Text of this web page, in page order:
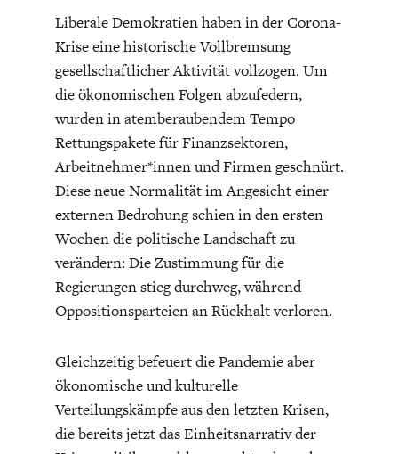
INDUSTRIEPOLITIK
CIRCULAR ECONOMY
ENERGIE & UMWELT
ENTWICKLUNGSPOLITIK
Liberale Demokratien haben in der Corona-
Krise eine historische Vollbremsung
gesellschaftlicher Aktivität vollzogen. Um
die ökonomischen Folgen abzufedern,
wurden in atemberaubendem Tempo
Rettungspakete für Finanzsektoren,
Arbeitnehmer*innen und Firmen geschnürt.
Diese neue Normalität im Angesicht einer
externen Bedrohung schien in den ersten
Wochen die politische Landschaft zu
verändern: Die Zustimmung für die
Regierungen stieg durchweg, während
Oppositionsparteien an Rückhalt verloren.
Gleichzeitig befeuert die Pandemie aber
ökonomische und kulturelle
Verteilungskämpfe aus den letzten Krisen,
die bereits jetzt das Einheitsnarrativ der